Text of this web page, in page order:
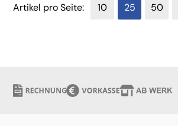
Artikel pro Seite: 10 25 50